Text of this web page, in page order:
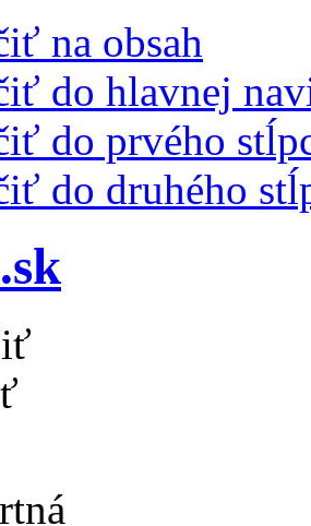
na obsah
do hlavnej
do prvého
do druhého